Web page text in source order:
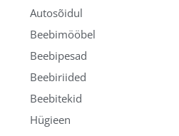
Autosõidul
Beebimööbel
Beebipesad
Beebiriided
Beebitekid
Hügieen